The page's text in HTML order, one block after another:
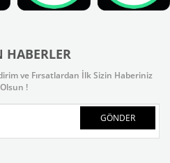
HABERLER
ve Fırsatlardan İlk Sizin Haberiniz
Olsun !
GÖNDER